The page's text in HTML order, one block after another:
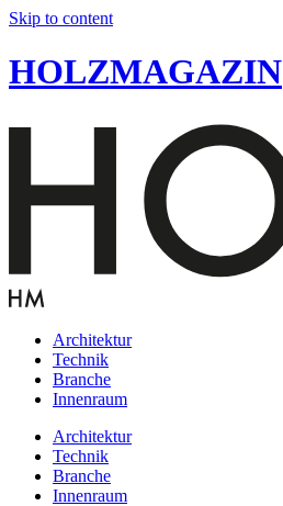
Skip to content
HOLZMAGAZIN
Architektur
Technik
Branche
Innenraum
Architektur
Technik
Branche
Innenraum